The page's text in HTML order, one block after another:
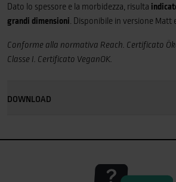
Dato lo spessore e la morbidezza, risulta
grandi dimensioni . Disponibile in versione Matt
Conforme alla normativa Reach. Certificato
Classe I. Certificato VeganOK.
DOWNLOAD